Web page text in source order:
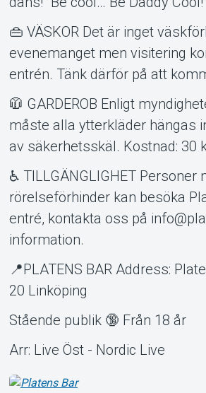
👜 VÄSKOR Det är inget
evenemanget men visitering
entrén. Tänk därför på att
🧥 GARDEROB Enligt
måste alla ytterkläder hängas
av säkerhetsskäl. Kostnad: 30
♿ TILLGÄNGLIGHET Personer
rörelseförhinder kan besöka
entré, kontakta oss på
information.
📍PLATENS BAR Address:
20 Linköping
Stående publik 🔞 Från 18 år
Arr: Live Öst - Nordic Live